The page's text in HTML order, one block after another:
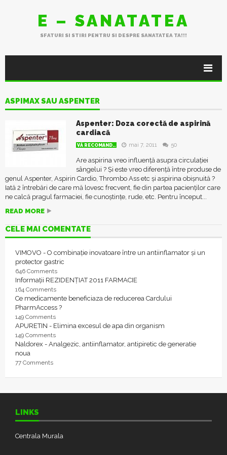
E – SANATATEA
SFATURI SI STIRI PENTRU SI DESPRE SANATATEA TA!!!
ASPIMAX SAU ASPENTER
Aspenter: Doza corectă de aspirină
cardiacă
VĂ RECOMAND.. mai 7, 2011 50
Are aspirina vreo influență asupra circulației
sângelui ? Și este vreo diferență între produse de
genul Aspenter, Aspirin Cardio, Thrombo Ass etc și aspirina obișnuită ?
Iată 2 întrebări de care mă lovesc frecvent, fie din partea pacienților care
ne calcă pragul farmaciei, fie cunoștințe, rude, etc. Pentru început...
READ MORE
CELE MAI COMENTATE
VIMOVO - O combinație inovatoare între un antiinflamator și un
protector gastric
646 Comments
Informații REZIDENȚIAT 2011 FARMACIE
164 Comments
Ce medicamente beneficiaza de reducerea Cardului
PharmAccess ?
149 Comments
APURETIN - Elimina excesul de apa din organism
149 Comments
Naldorex - Analgezic, antiinflamator, antipiretic de generatie
noua
77 Comments
LINKS
Centrala Murala